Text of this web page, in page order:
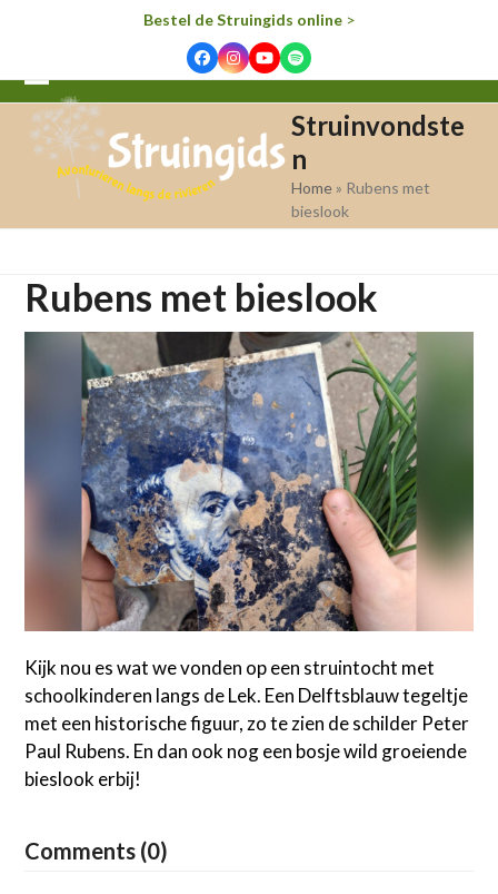
Bestel de Struingids online>
FacebookInstagram
YouTube
Spotify
Open
mobile
menu
Close
mobile
menu
Struinvondste
n
Home » Rubens met
bieslook
Rubens met bieslook
Kijk nou es wat we vonden op een struintocht met
schoolkinderen langs de Lek. Een Delftsblauw tegeltje
met een historische figuur, zo te zien de schilder Peter
Paul Rubens. En dan ook nog een bosje wild groeiende
bieslook erbij!
Comments (0)